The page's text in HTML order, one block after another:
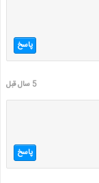
پاسخ
5 سال قبل
پاسخ